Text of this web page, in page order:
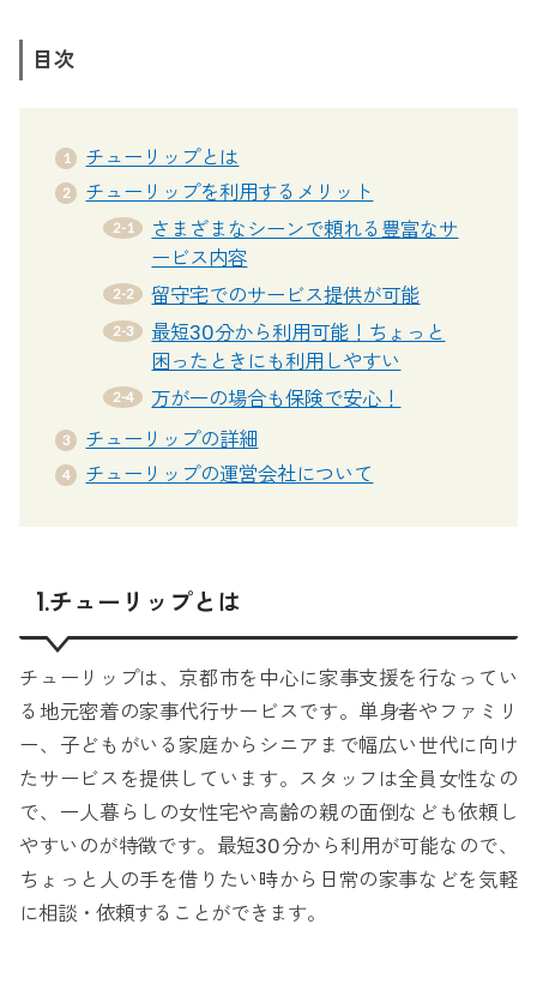
目次
チューリップとは
チューリップを利用するメリット
さまざまなシーンで頼れる豊富なサ
ービス内容
留守宅でのサービス提供が可能
最短30分から利用可能！ちょっと
困ったときにも利用しやすい
万が一の場合も保険で安心！
チューリップの詳細
チューリップの運営会社について
1.チューリップとは
チューリップは、京都市を中心に家事支援を行なってい
る地元密着の家事代行サービスです。単身者やファミリ
ー、子どもがいる家庭からシニアまで幅広い世代に向け
たサービスを提供しています。スタッフは全員女性なの
で、一人暮らしの女性宅や高齢の親の面倒なども依頼し
やすいのが特徴です。最短30分から利用が可能なので、
ちょっと人の手を借りたい時から日常の家事などを気軽
に相談・依頼することができます。